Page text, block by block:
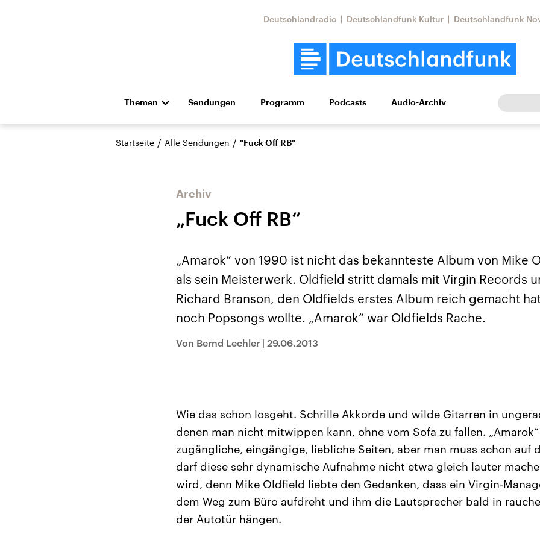
Deutschlandradio Deutschlandfunk Kultur Deutschlandfunk
Themen
Die Nachrichten Politik Wirtschaft Wissen Kultur Europa
Hörspiel und Feature Musik
Anhalt 2026
Sachsen-Anhalt wählt
einen neuen Landtag.
Bundesland von einer
und FDP regiert.-
Umfragen, Prognosen,
Aktuelle Beiträge,
Hintergründe
militärisch gehören die
den mächtigsten
großem Einfluss auf das
aktuelle Weltgeschehen.
Aktuelle Lage und
Der Überfall der
Terrororganisation
auf Israel hat in der
Aktuelle Lage und
Der Iran – seit der
1979 auch
von einem
Sendungen Programm Podcasts Audio-Archiv
Startseite / Alle Sendungen / "Fuck Off RB"
Archiv
„Fuck Off RB“
„Amarok“ von 1990 ist nicht das bekannteste Album von Mike
als sein Meisterwerk. Oldfield stritt damals mit Virgin Records
Richard Branson, den Oldfields erstes Album reich gemacht
noch Popsongs wollte. „Amarok“ war Oldfields Rache.
Von Bernd Lechler | 29.06.2013
Wie das schon losgeht. Schrille Akkorde und wilde Gitarren in
denen man nicht mitwippen kann, ohne vom Sofa zu fallen.
zugängliche, eingängige, liebliche Seiten, aber man muss schon auf
darf diese sehr dynamische Aufnahme nicht etwa gleich lauter
wird, denn Mike Oldfield liebte den Gedanken, dass ein Virgin-
dem Weg zum Büro aufdreht und ihm die Lautsprecher bald in
der Autotür hängen.